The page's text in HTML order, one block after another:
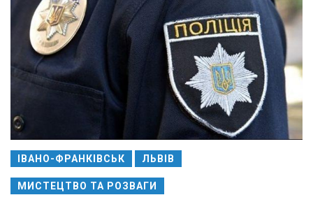
ІВАНО-ФРАНКІВСЬК ЛЬВІВ
МИСТЕЦТВО ТА РОЗВАГИ